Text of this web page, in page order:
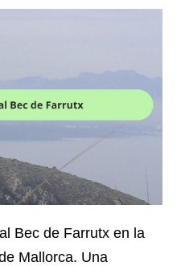
Bec de Farrutx en la
Mallorca. Una